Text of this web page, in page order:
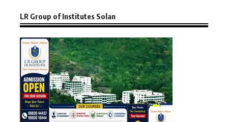
LR Group of Institutes Solan